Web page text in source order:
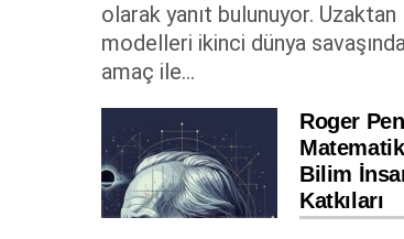
olarak yanıt bulunuyor. Uzaktan
modelleri ikinci dünya
amaç ile...
Roger
Bilim
Katkıları